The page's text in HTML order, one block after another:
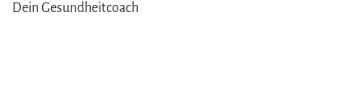
Dein Gesundheitcoach